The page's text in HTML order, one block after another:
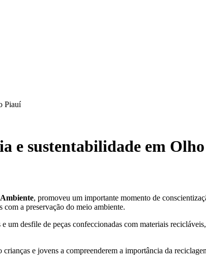
Piauí
e sustentabilidade em
, promoveu um importante momento de
com a preservação do meio ambiente.
um desfile de peças confeccionadas com materiais
e jovens a compreenderem a importância da